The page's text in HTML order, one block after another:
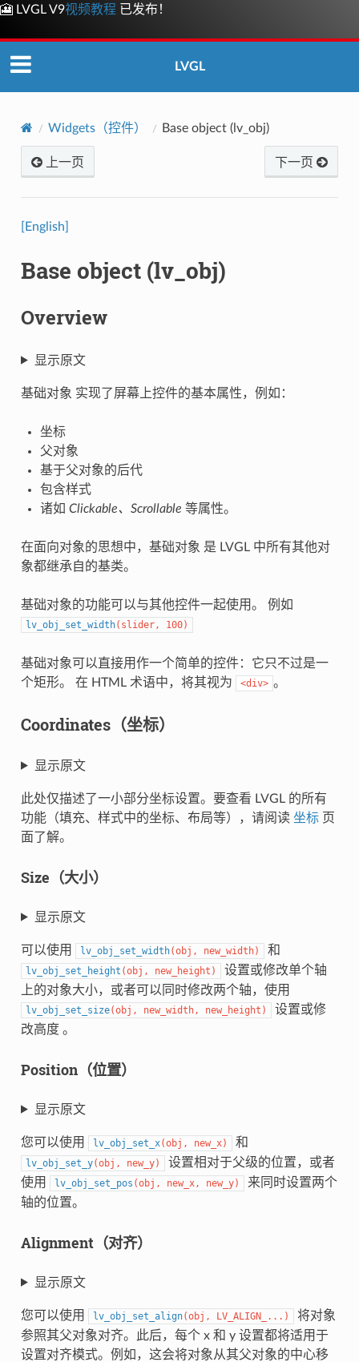
🎦 LVGL V9视频教程 已发布！
LVGL
Widgets（控件） Base object (lv_obj)
上一页 下一页
[English]
Base object (lv_obj)
Overview
显示原文
基础对象 实现了屏幕上控件的基本属性，例如：
坐标
父对象
基于父对象的后代
包含样式
诸如 Clickable、Scrollable 等属性。
在面向对象的思想中，基础对象 是 LVGL 中所有其他对
象都继承自的基类。
基础对象的功能可以与其他控件一起使用。 例如
lv_obj_set_width( slider, 100)
基础对象可以直接用作一个简单的控件：它只不过是一
个矩形。 在 HTML 术语中，将其视为
<div> 。
Coordinates（坐标）
显示原文
此处仅描述了一小部分坐标设置。要查看 LVGL 的所有
功能（填充、样式中的坐标、布局等），请阅读 坐标页
面了解。
Size（大小）
显示原文
可以使用 lv_obj_set_width(obj , new_width) 和
lv_obj_set_height (obj , new_height )
设置或修改单个轴
上的对象大小，或者可以同时修改两个轴，使用
lv_obj_set_size(obj , new_width, new_height )
设置或修
改高度 。
Position（位置）
显示原文
您可以使用 lv_obj_set_x(obj , new_x) 和
lv_obj_set_y(obj , new_y)
设置相对于父级的位置，或者
使用
lv_obj_set_pos (obj , new_x, new_y)
来同时设置两个
轴的位置。
Alignment（对齐）
显示原文
您可以使用 lv_obj_set_align(obj , LV_ALIGN_ ... )
将对象
参照其父对象对齐。此后，每个 x 和 y 设置都将适用于
设置对齐模式。例如，这会将对象从其父对象的中心移